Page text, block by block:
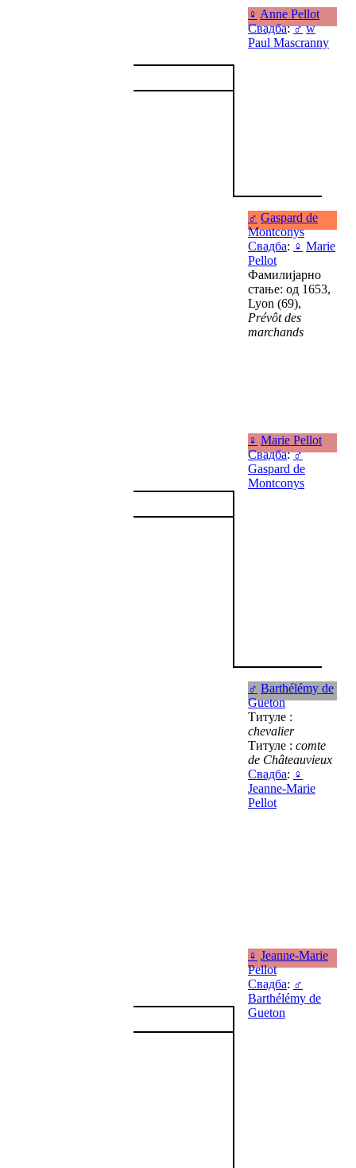
♀ Anne Pellot
Свадба:♂ w
Paul Mascranny
♂ Gaspard de
Montconys
Свадба: ♀ Marie
Pellot
Фамилијарно
стање: од 1653,
Lyon (69),
Prévôt des
marchands
♀ Marie Pellot
Свадба:♂
Gaspard de
Montconys
♂ Barthélémy de
Gueton
Титуле :
chevalier
Титуле : comte
de Châteauvieux
Свадба: ♀
Jeanne-Marie
Pellot
♀ Jeanne-Marie
Pellot
Свадба: ♂
Barthélémy de
Gueton